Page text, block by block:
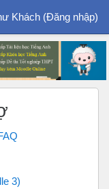
Khách (Đăng nhập)
3)